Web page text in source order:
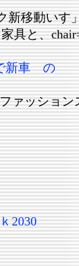
新移動いす
具と、
新車 の
ァッション
2030